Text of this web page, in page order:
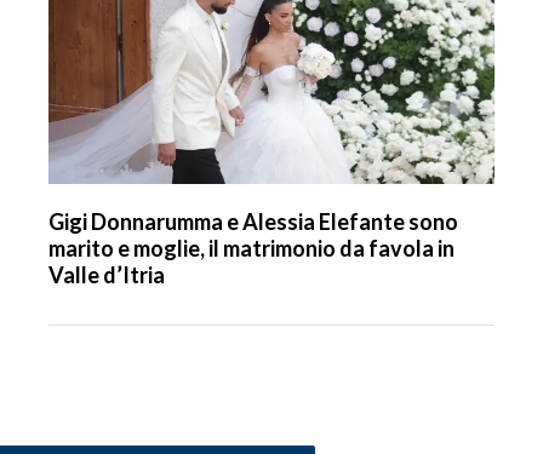
Gigi Donnarumma e Alessia Elefante sono
marito e moglie, il matrimonio da favola in
Valle d’Itria